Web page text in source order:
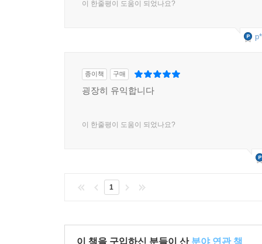
‘우리나라 편’ ‘미국1-미국인 편’ ‘미국2-역사 편
인도의 독자들에게 한국을 널리 알리는 기회가 되
이 한줄평이 도움이 되었나요?
종이책 구매
굉장히 유익합니다
이 한줄평이 도움이 되었나요?
1
이 책을 구입하신 분들이 산 분야 연관 책